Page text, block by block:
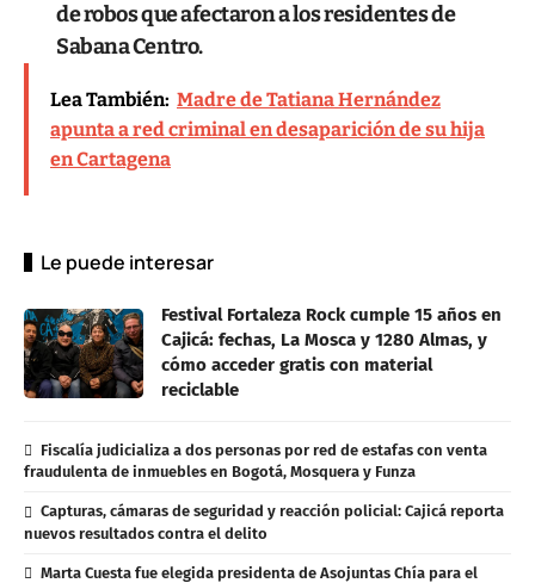
de robos que afectaron a los residentes de
Sabana Centro.
Lea También: Madre de Tatiana Hernández
apunta a red criminal en desaparición de su hija
en Cartagena
Le puede interesar
Festival Fortaleza Rock cumple 15 años en
Cajicá: fechas, La Mosca y 1280 Almas, y
cómo acceder gratis con material
reciclable
Fiscalía judicializa a dos personas por red de estafas con venta
fraudulenta de inmuebles en Bogotá, Mosquera y Funza
Capturas, cámaras de seguridad y reacción policial: Cajicá reporta
nuevos resultados contra el delito
Marta Cuesta fue elegida presidenta de Asojuntas Chía para el